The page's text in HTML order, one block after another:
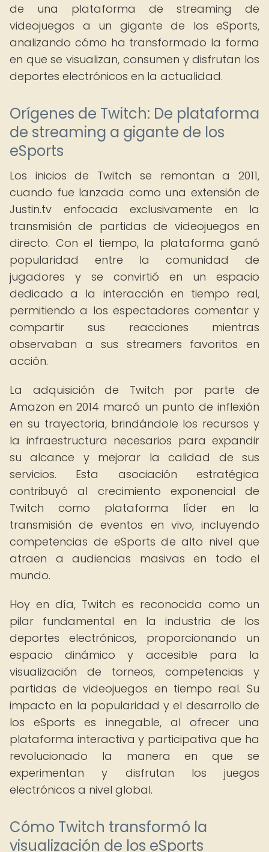
de una plataforma de streaming de
videojuegos a un gigante de los eSports,
analizando cómo ha transformado la forma
en que se visualizan, consumen y disfrutan los
deportes electrónicos en la actualidad.
Orígenes de Twitch: De plataforma
de streaming a gigante de los
eSports
Los inicios de Twitch se remontan a 2011,
cuando fue lanzada como una extensión de
Justin.tv enfocada exclusivamente en la
transmisión de partidas de videojuegos en
directo. Con el tiempo, la plataforma ganó
popularidad entre la comunidad de
jugadores y se convirtió en un espacio
dedicado a la interacción en tiempo real,
permitiendo a los espectadores comentar y
compartir sus reacciones mientras
observaban a sus streamers favoritos en
acción.
La adquisición de Twitch por parte de
Amazon en 2014 marcó un punto de inflexión
en su trayectoria, brindándole los recursos y
la infraestructura necesarios para expandir
su alcance y mejorar la calidad de sus
servicios. Esta asociación estratégica
contribuyó al crecimiento exponencial de
Twitch como plataforma líder en la
transmisión de eventos en vivo, incluyendo
competencias de eSports de alto nivel que
atraen a audiencias masivas en todo el
mundo.
Hoy en día, Twitch es reconocida como un
pilar fundamental en la industria de los
deportes electrónicos, proporcionando un
espacio dinámico y accesible para la
visualización de torneos, competencias y
partidas de videojuegos en tiempo real. Su
impacto en la popularidad y el desarrollo de
los eSports es innegable, al ofrecer una
plataforma interactiva y participativa que ha
revolucionado la manera en que se
experimentan y disfrutan los juegos
electrónicos a nivel global.
Cómo Twitch transformó la
visualización de los eSports